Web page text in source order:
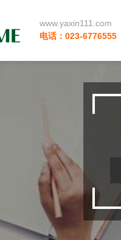
www.yaxin111.com
电话：023-6776555